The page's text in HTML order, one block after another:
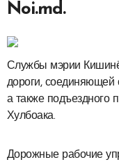
Noi.md.
Службы мэрии Кишинёва приступили сегодня к ремонту
дороги, соединяющей
а также подъездного
Хулбоака.
Дорожные рабочие